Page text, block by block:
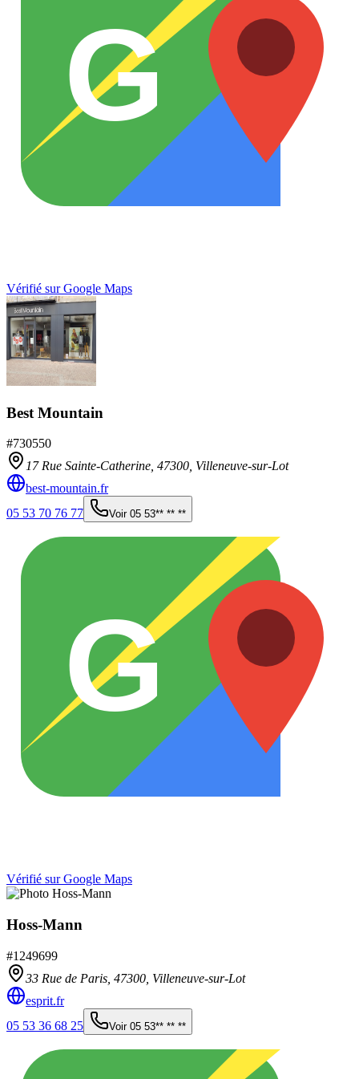
G
Vérifié sur Google Maps
Best Mountain
#730550
17 Rue Sainte-Catherine, 47300, Villeneuve-sur-Lot
best-mountain.fr
05 53 70 76 77
Voir 05 53** ** **
G
Vérifié sur Google Maps
Hoss-Mann
#1249699
33 Rue de Paris, 47300 Villeneuve-sur-Lot
esprit.fr
05 53 36 68 25
Voir 05 53** ** **